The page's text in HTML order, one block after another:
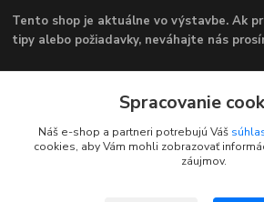
Tento shop je aktuálne vo výstavbe. Ak
tipy alebo požiadavky, neváhajte nás
Spracovanie
Náš e-shop a partneri potrebujú Váš
cookies, aby Vám mohli zobrazovať
záujmov.